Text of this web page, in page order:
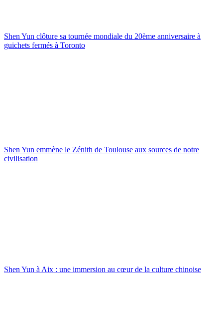
Shen Yun clôture sa tournée mondiale du 20ème anniversaire à
guichets fermés à Toronto
Shen Yun emmène le Zénith de Toulouse aux sources de notre
civilisation
Shen Yun à Aix : une immersion au cœur de la culture chinoise